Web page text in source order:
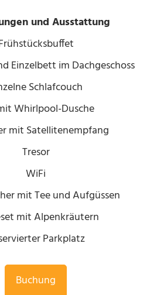
und Ausstattung
Einzelbett im Dachgeschoss
Schlafcouch
Whirlpool-Dusche
mit Satellitenempfang
Tresor
WiFi
mit Tee und Aufgüssen
mit Alpenkräutern
Parkplatz
Buchung